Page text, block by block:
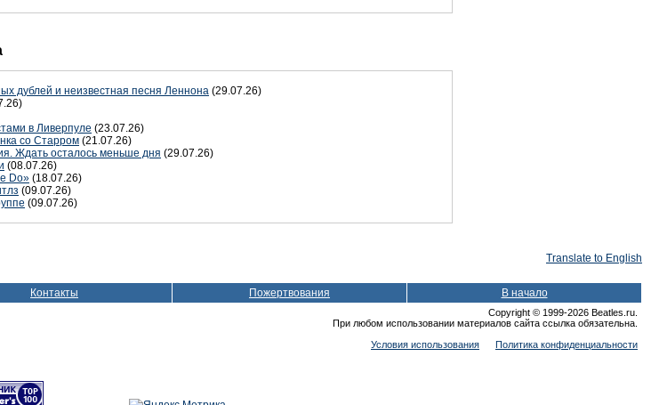
дублей и неизвестная песня Леннона (29.07.26)
в Ливерпуле (23.07.26)
со Старром (21.07.26)
Ждать осталось меньше дня (29.07.26)
(08.07.26)
Do» (18.07.26)
(09.07.26)
(09.07.26)
Translate to English
Контакты Пожертвования В начало
Copyright © 1999-2026 Beatles.ru.
При любом использовании материалов сайта ссылка обязательна.
Условия использования
Политика конфиденциальности